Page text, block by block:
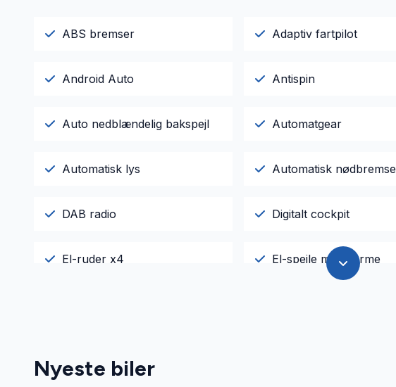
ABS bremser Adaptiv fartpilot
Android Auto Antispin
Auto nedblændelig bakspejl Automatgear
Automatisk lys Automatisk nødbremse
DAB radio Digitalt cockpit
El-ruder x4 El-spejle med varme
Nyeste biler